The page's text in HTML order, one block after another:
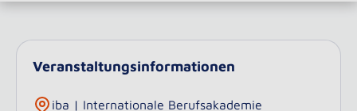
Veranstaltungsinformationen
iba | Internationale Berufsakademie